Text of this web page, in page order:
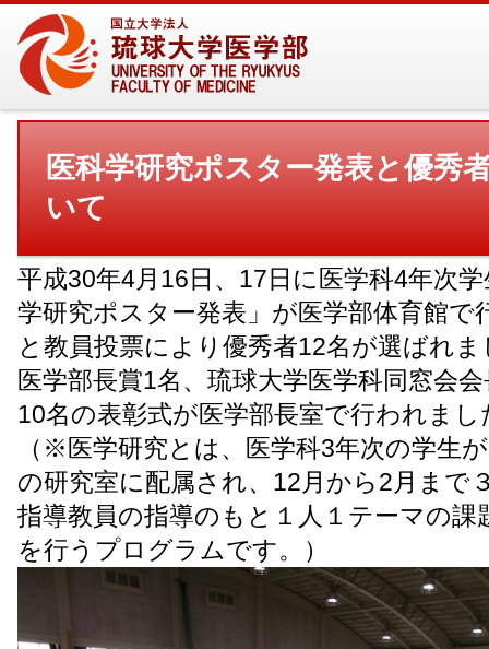
医科学研究ポスター発表と優秀
いて
平成30年4月16日、17日に医学科4年次
学研究ポスター発表」が医学部体育館で
と教員投票により優秀者12名が選ばれ
医学部長賞1名、琉球大学医学科同窓会
10名の表彰式が医学部長室で行われまし
（※医学研究とは、医学科3年次の学生
の研究室に配属され、12月から2月まで
指導教員の指導のもと１人１テーマの課
を行うプログラムです。）